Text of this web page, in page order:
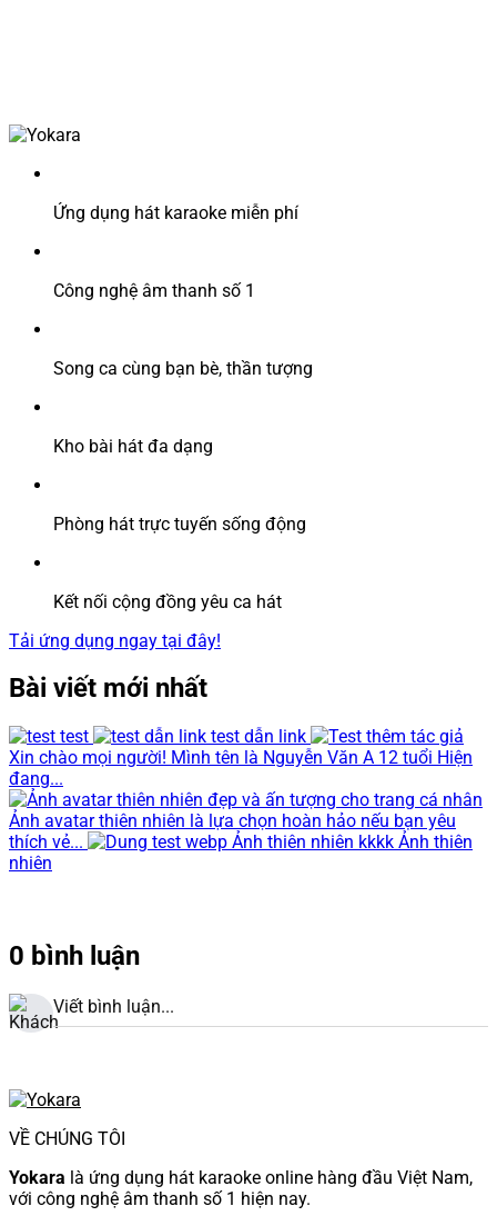
Ứng dụng hát karaoke miễn phí
Công nghệ âm thanh số 1
Song ca cùng bạn bè, thần tượng
Kho bài hát đa dạng
Phòng hát trực tuyến sống động
Kết nối cộng đồng yêu ca hát
Tải ứng dụng ngay tại đây!
Bài viết mới nhất
test
test dẫn link
Xin chào mọi người! Mình tên là Nguyễn Văn A 12 tuổi Hiện
đang...
Ảnh avatar thiên nhiên là lựa chọn hoàn hảo nếu bạn yêu
thích vẻ...
Ảnh thiên nhiên kkkk Ảnh thiên
nhiên
0 bình luận
Viết bình luận...
VỀ CHÚNG TÔI
Yokara là ứng dụng hát karaoke online hàng đầu Việt Nam,
với công nghệ âm thanh số 1 hiện nay.